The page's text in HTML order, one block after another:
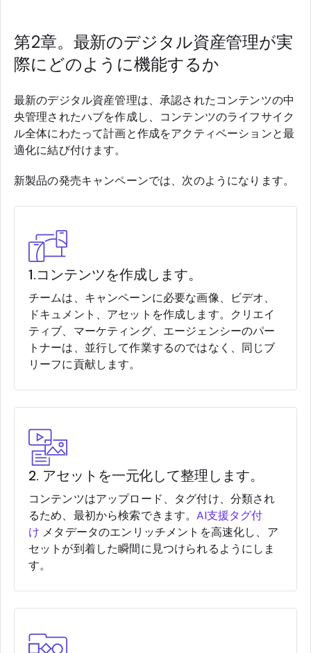
第2章。最新のデジタル資産管理が実
際にどのように機能するか
最新のデジタル資産管理は、承認されたコンテンツの中
央管理されたハブを作成し、コンテンツのライフサイク
ル全体にわたって計画と作成をアクティベーションと最
適化に結び付けます。
新製品の発売キャンペーンでは、次のようになります。
1.コンテンツを作成します。
チームは、キャンペーンに必要な画像、ビデオ、
ドキュメント、アセットを作成します。クリエイ
ティブ、マーケティング、エージェンシーのパー
トナーは、並行して作業するのではなく、同じブ
リーフに貢献します。
2. アセットを一元化して整理します。
コンテンツはアップロード、タグ付け、分類され
るため、最初から検索できます。AI支援タグ付
け メタデータのエンリッチメントを高速化し、ア
セットが到着した瞬間に見つけられるようにしま
す。